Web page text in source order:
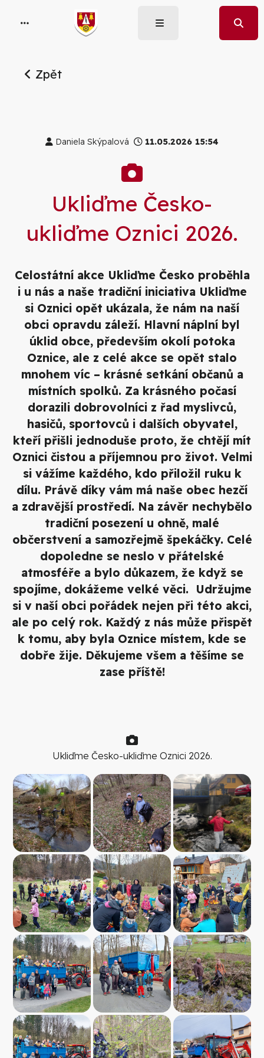
Zpět
Daniela Skýpalová 11.05.2026 15:54
Galerie
Ukliďme Česko-
ukliďme Oznici 2026.
Celostátní akce Ukliďme Česko proběhla
i u nás a naše tradiční iniciativa Ukliďme
si Oznici opět ukázala, že nám na naší
obci opravdu záleží. Hlavní náplní byl
úklid obce, především okolí potoka
Oznice, ale z celé akce se opět stalo
mnohem víc – krásné setkání občanů a
místních spolků. Za krásného počasí
dorazili dobrovolníci z řad myslivců,
hasičů, sportovců i dalších obyvatel,
kteří přišli jednoduše proto, že chtějí mít
Oznici čistou a příjemnou pro život. Velmi
si vážíme každého, kdo přiložil ruku k
dílu. Právě díky vám má naše obec hezčí
a zdravější prostředí. Na závěr nechybělo
tradiční posezení u ohně, malé
občerstvení a samozřejmě špekáčky. Celé
dopoledne se neslo v přátelské
atmosféře a bylo důkazem, že když se
spojíme, dokážeme velké věci. Udržujme
si v naší obci pořádek nejen při této akci,
ale po celý rok. Každý z nás může přispět
k tomu, aby byla Oznice místem, kde se
dobře žije. Děkujeme všem a těšíme se
zase příště!
Ukliďme Česko-ukliďme Oznici 2026.